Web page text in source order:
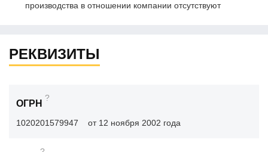
производства в отношении компании отсутствуют
РЕКВИЗИТЫ
ОГРН
?
1020201579947 от 12 ноября 2002 года